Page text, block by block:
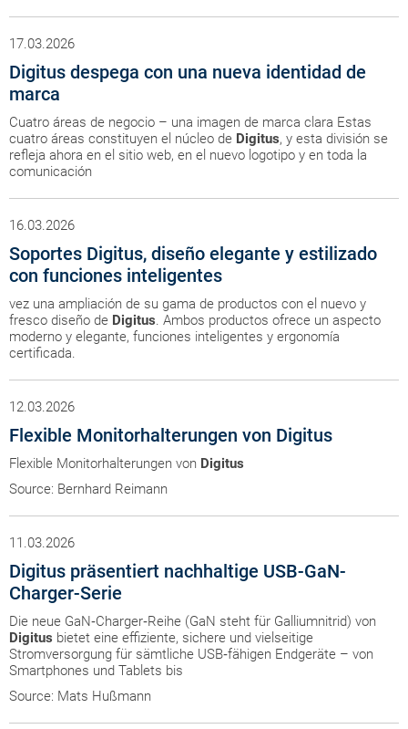
17.03.2026
Digitus despega con una nueva identidad de
marca
Cuatro áreas de negocio – una imagen de marca clara Estas
cuatro áreas constituyen el núcleo de Digitus, y esta división se
refleja ahora en el sitio web, en el nuevo logotipo y en toda la
comunicación
16.03.2026
Soportes Digitus, diseño elegante y estilizado
con funciones inteligentes
vez una ampliación de su gama de productos con el nuevo y
fresco diseño de Digitus. Ambos productos ofrece un aspecto
moderno y elegante, funciones inteligentes y ergonomía
certificada.
12.03.2026
Flexible Monitorhalterungen von Digitus
Flexible Monitorhalterungen von Digitus
Source: Bernhard Reimann
11.03.2026
Digitus präsentiert nachhaltige USB-GaN-
Charger-Serie
Die neue GaN‑Charger‑Reihe (GaN steht für Galliumnitrid) von
Digitus bietet eine effiziente, sichere und vielseitige
Stromversorgung für sämtliche USB‑fähigen Endgeräte – von
Smartphones und Tablets bis
Source: Mats Hußmann